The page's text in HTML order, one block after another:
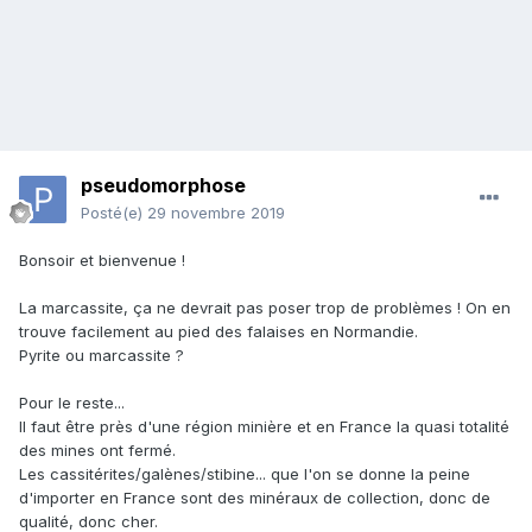
pseudomorphose
Posté(e) 29 novembre 2019
Bonsoir et bienvenue !
La marcassite, ça ne devrait pas poser trop de problèmes ! On en
trouve facilement au pied des falaises en Normandie.
Pyrite ou marcassite ?
Pour le reste...
Il faut être près d'une région minière et en France la quasi totalité
des mines ont fermé.
Les cassitérites/galènes/stibine... que l'on se donne la peine
d'importer en France sont des minéraux de collection, donc de
qualité, donc cher.